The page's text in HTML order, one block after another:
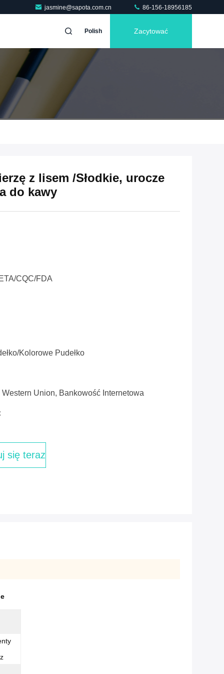
jasmine@sapota.com.cn 86-156-18956185
Polish Zacytować
z lisem /Słodkie, urocze
do kawy
CQC/FDA
kolorowe Pudełko
Union, Bankowość Internetowa
się teraz